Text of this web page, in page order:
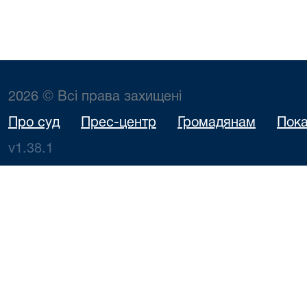
2026 © Всі права захищені
Про суд Прес-центр Громадянам
v1.38.1